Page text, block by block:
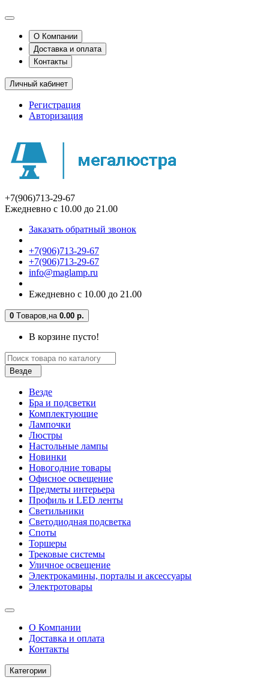
О Компании
Доставка и оплата
Контакты
Личный кабинет
Регистрация
Авторизация
+7(906)713-29-67
Ежедневно с 10.00 до 21.00
Заказать обратный звонок
+7(906)713-29-67
+7(906)713-29-67
info@maglamp.ru
Ежедневно с 10.00 до 21.00
0 Tоваров,на 0.00 р.
В корзине пусто!
Везде
Везде
Бра и подсветки
Комплектующие
Лампочки
Люстры
Настольные лампы
Новинки
Новогодние товары
Офисное освещение
Предметы интерьера
Профиль и LED ленты
Светильники
Светодиодная подсветка
Споты
Торшеры
Трековые системы
Уличное освещение
Электрокамины, порталы и аксессуары
Электротовары
О Компании
Доставка и оплата
Контакты
Категории